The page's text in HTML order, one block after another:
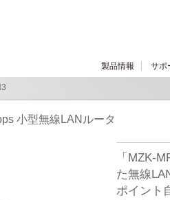
製品情報 サポ
小型無線LANルータ
「MZK-
た無線
ポイント